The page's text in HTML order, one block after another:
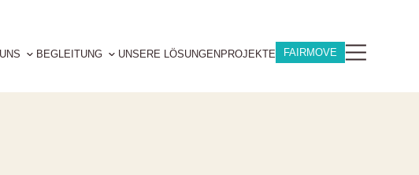
BEGLEITUNG UNSERE LÖSUNGENPROJEKTE FAIRMOVE